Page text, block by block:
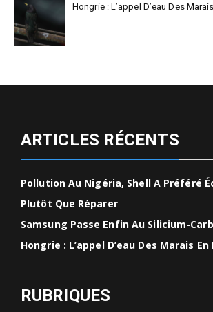
Hongrie : L’appel D’eau Des
ARTICLES RÉCENTS
Pollution Au Nigéria, Shell A Préféré
Plutôt Que Réparer
Samsung Passe Enfin Au Silicium-
Hongrie : L’appel D’eau Des Marais En
RUBRIQUES